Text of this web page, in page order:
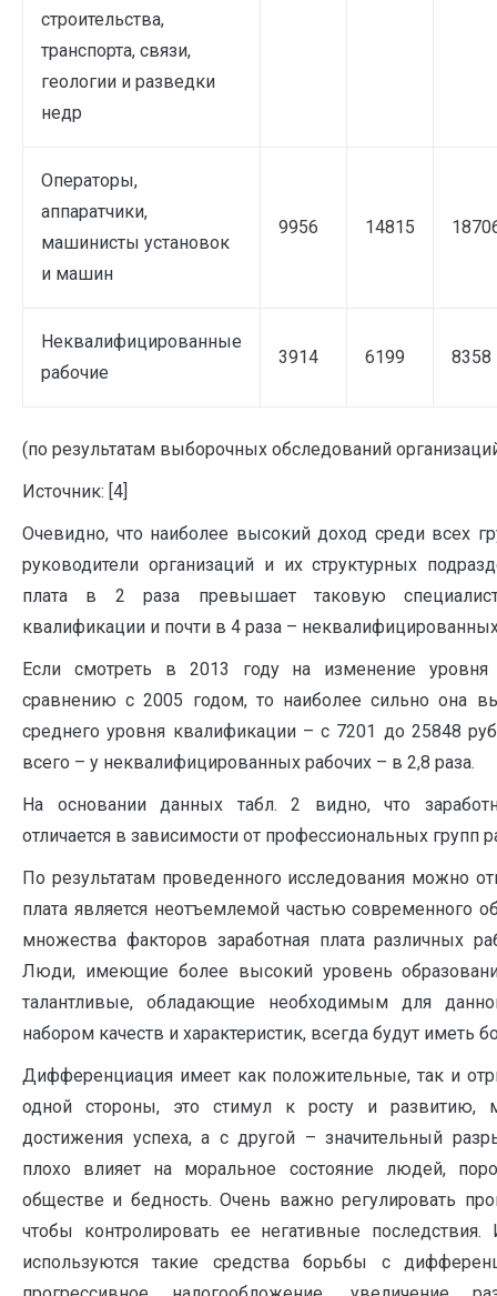
строительства,
транспорта, связи,
геологии и разведки
недр
Операторы,
аппаратчики,
машинисты установок
и машин
9956 14815
Неквалифицированные
рабочие
3914 6199 8358
(по результатам выборочных обследований
Источник: [4]
Очевидно, что наиболее высокий доход среди всех
руководители организаций и их структурных
плата в 2 раза превышает таковую
квалификации и почти в 4 раза –
Если смотреть в 2013 году на изменение уровня
сравнению с 2005 годом, то наиболее сильно она
среднего уровня квалификации – с 7201 до 25848
всего – у неквалифицированных рабочих – в 2,8 раза.
На основании данных табл. 2 видно, что
отличается в зависимости от профессиональных групп
По результатам проведенного исследования можно
плата является неотъемлемой частью современного
множества факторов заработная плата различных
Люди, имеющие более высокий уровень
талантливые, обладающие необходимым для
набором качеств и характеристик, всегда будут иметь
Дифференциация имеет как положительные, так и
одной стороны, это стимул к росту и развитию,
достижения успеха, а с другой – значительный
плохо влияет на моральное состояние людей,
обществе и бедность. Очень важно регулировать
чтобы контролировать ее негативные
используются такие средства борьбы с